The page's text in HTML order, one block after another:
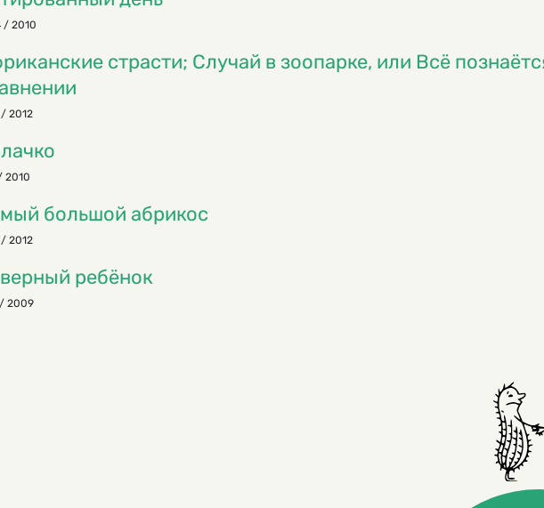
/ 2010
страсти; Случай в зоопарке, или Всё
/ 2012
2010
большой абрикос
/ 2012
ребёнок
2009